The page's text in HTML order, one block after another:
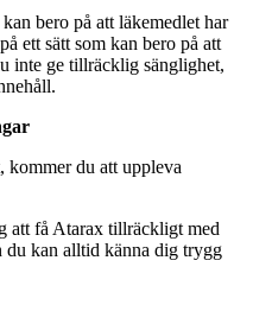
bero på att läkemedlet har
ett sätt som kan bero på att
inte ge tillräcklig sänglighet,
kommer du att uppleva
att få Atarax tillräckligt med
du kan alltid känna dig trygg